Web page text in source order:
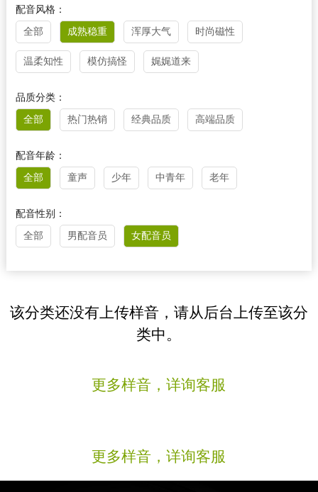
西班牙语
印尼语 其他
配音风格：
全部 成熟稳重 浑厚大气 时尚磁性
温柔知性 模仿搞怪 娓娓道来
品质分类：
全部 热门热销 经典品质 高端品质
配音年龄：
全部 童声 少年 中青年 老年
配音性别：
全部 男配音员 女配音员
该分类还没有上传样音，请从后台上传至该分
类中。
更多样音，详询客服
更多样音，详询客服